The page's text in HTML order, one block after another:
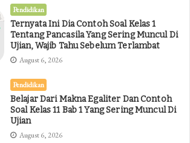
Pendidikan
Ternyata Ini Dia Contoh Soal Kelas 1
Tentang Pancasila Yang Sering Muncul Di
Ujian, Wajib Tahu Sebelum Terlambat
August 6, 2026
Pendidikan
Belajar Dari Makna Egaliter Dan Contoh
Soal Kelas 11 Bab 1 Yang Sering Muncul Di
Ujian
August 6, 2026